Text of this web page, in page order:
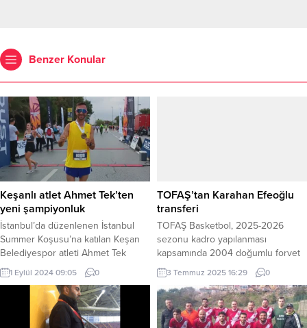
Benzer Konular
Keşanlı atlet Ahmet Tek’ten
yeni şampiyonluk
İstanbul’da düzenlenen İstanbul
Summer Koşusu’na katılan Keşan
Belediyespor atleti Ahmet Tek
şampiyon oldu. Erdoğan DEMİR /
EDİRNE (İGFA) – Ahmet Tek,
İstanbul Summer Run Koşusu’na
mücadele ettiği 10 kilometrede 34
dakika 18 saniye derecesi ile
1 Eylül 2024 09:05 0
TOFAŞ’tan Karahan Efeoğlu
transferi
TOFAŞ Basketbol, 2025-2026
sezonu kadro yapılanması
kapsamında 2004 doğumlu forvet
Karahan Efeoğlu ile anlaşma
sağladı. BURSA (İGFA) – TOFAŞ
Spor Kulübü, 2025-2026 sezonu
kadro yapılanma çalışmaları
kapsamında genç forvet Karahan
3 Temmuz 2025 16:29 0